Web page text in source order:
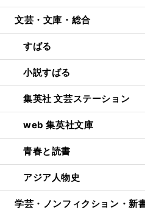
文芸・文庫・総合
すばる
小説すばる
集英社 文芸ステーション
web 集英社文庫
青春と読書
アジア人物史
学芸・ノンフィクション・新